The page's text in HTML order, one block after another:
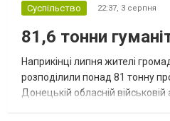
Суспільство 22:37, 3 серпня
81,6 тонни
Наприкінці липня жителі
розподілили понад 81 тонну
Донецькій обласній